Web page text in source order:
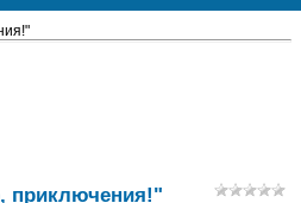
приключения!"